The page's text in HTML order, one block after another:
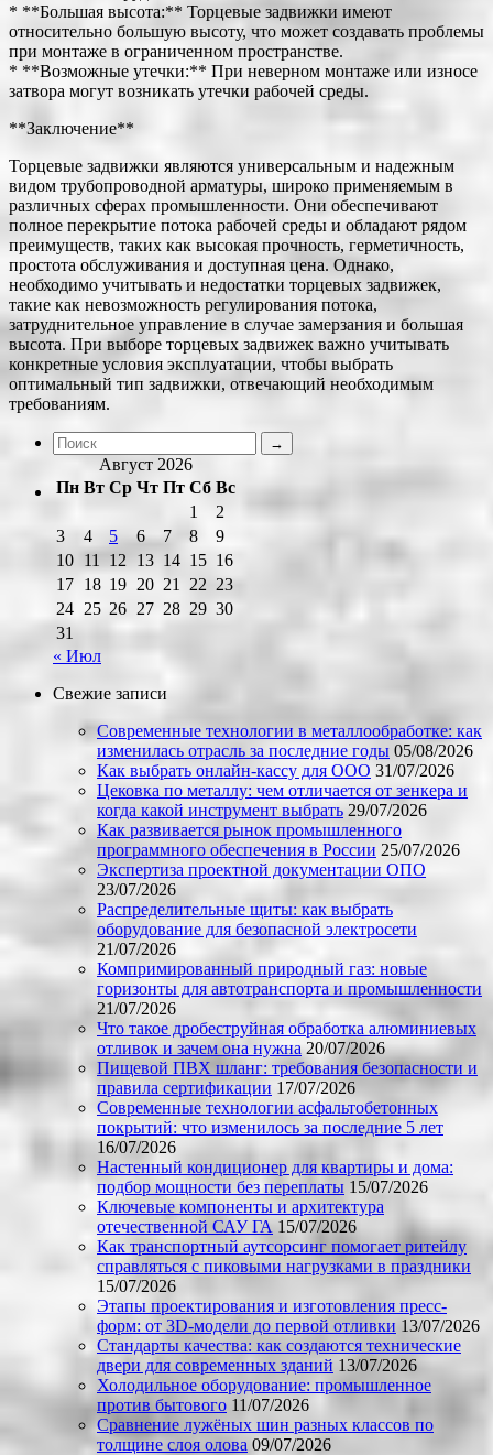
* **Большая высота:** Торцевые задвижки имеют
относительно большую высоту, что может создавать проблемы
при монтаже в ограниченном пространстве.
* **Возможные утечки:** При неверном монтаже или износе
затвора могут возникать утечки рабочей среды.
**Заключение**
Торцевые задвижки являются универсальным и надежным
видом трубопроводной арматуры, широко применяемым в
различных сферах промышленности. Они обеспечивают
полное перекрытие потока рабочей среды и обладают рядом
преимуществ, таких как высокая прочность, герметичность,
простота обслуживания и доступная цена. Однако,
необходимо учитывать и недостатки торцевых задвижек,
такие как невозможность регулирования потока,
затруднительное управление в случае замерзания и большая
высота. При выборе торцевых задвижек важно учитывать
конкретные условия эксплуатации, чтобы выбрать
оптимальный тип задвижки, отвечающий необходимым
требованиям.
Август 2026
Пн Вт Ср Чт Пт Сб Вс
1
2
3
4 5 6 7 8
9
10 11 12 13 14 15 16
17 18 19 20 21 22 23
24 25 26 27 28 29 30
31
« Июл
Свежие записи
Современные технологии в металлообработке: как
изменилась отрасль за последние годы 05/08/2026
Как выбрать онлайн-кассу для ООО 31/07/2026
Цековка по металлу: чем отличается от зенкера и
когда какой инструмент выбрать 29/07/2026
Как развивается рынок промышленного
программного обеспечения в России 25/07/2026
Экспертиза проектной документации ОПО
23/07/2026
Распределительные щиты: как выбрать
оборудование для безопасной электросети
21/07/2026
Компримированный природный газ: новые
горизонты для автотранспорта и промышленности
21/07/2026
Что такое дробеструйная обработка алюминиевых
отливок и зачем она нужна 20/07/2026
Пищевой ПВХ шланг: требования безопасности и
правила сертификации 17/07/2026
Современные технологии асфальтобетонных
покрытий: что изменилось за последние 5 лет
16/07/2026
Настенный кондиционер для квартиры и дома:
подбор мощности без переплаты 15/07/2026
Ключевые компоненты и архитектура
отечественной САУ ГА 15/07/2026
Как транспортный аутсорсинг помогает ритейлу
справляться с пиковыми нагрузками в праздники
15/07/2026
Этапы проектирования и изготовления пресс-
форм: от 3D-модели до первой отливки 13/07/2026
Стандарты качества: как создаются технические
двери для современных зданий 13/07/2026
Холодильное оборудование: промышленное
против бытового 11/07/2026
Сравнение лужёных шин разных классов по
толщине слоя олова 09/07/2026